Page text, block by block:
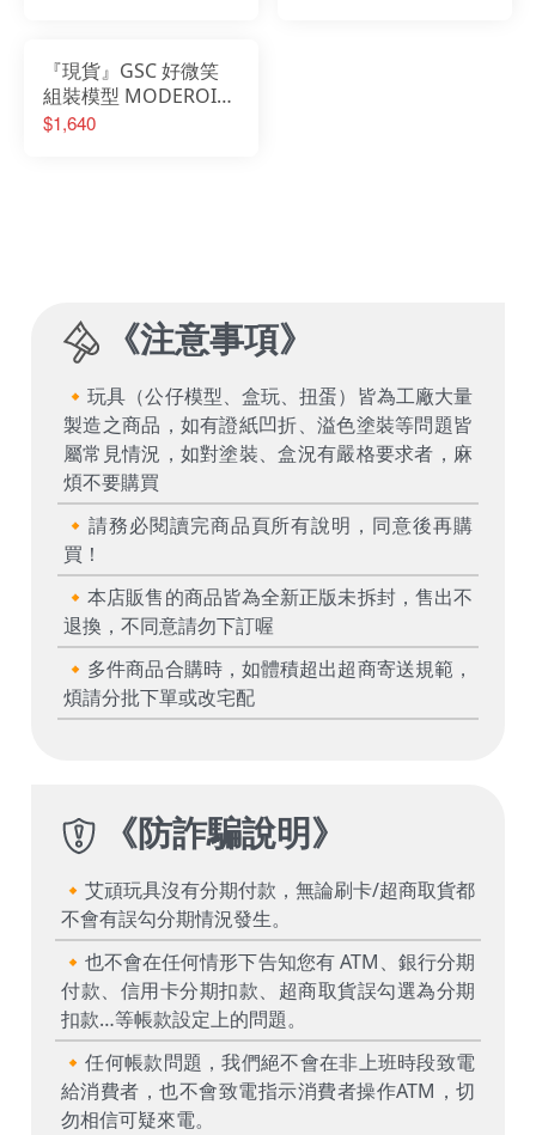
『現貨』GSC 好微笑
組裝模型 MODEROID
真蓋特飛龍
$1,640
《注意事項》
🔸玩具（公仔模型、盒玩、扭蛋）皆為工廠大量
製造之商品，如有證紙凹折、溢色塗裝等問題皆
屬常見情況，如對塗裝、盒況有嚴格要求者，麻
煩不要購買
🔸請務必閱讀完商品頁所有說明，同意後再購
買！
🔸本店販售的商品皆為全新正版未拆封，售出不
退換，不同意請勿下訂喔
🔸多件商品合購時，如體積超出超商寄送規範，
煩請分批下單或改宅配
《防詐騙說明》
🔸艾頑玩具沒有分期付款，無論刷卡/超商取貨都
不會有誤勾分期情況發生。
🔸也不會在任何情形下告知您有 ATM、銀行分期
付款、信用卡分期扣款、超商取貨誤勾選為分期
扣款…等帳款設定上的問題。
🔸任何帳款問題，我們絕不會在非上班時段致電
給消費者，也不會致電指示消費者操作ATM，切
勿相信可疑來電。